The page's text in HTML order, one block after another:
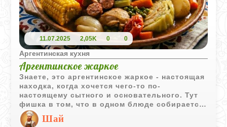
11.07.2025 2,05K 0 0
Аргентинская кухня
Аргентинское жаркое
Знаете, это аргентинское жаркое - настоящая
находка, когда хочется чего-то по-
настоящему сытного и основательного. Тут
фишка в том, что в одном блюде собирается
целая компания: и говядина, и баранина, и
курица, да еще и копчености для того самого
Шай